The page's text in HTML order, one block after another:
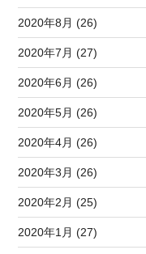
2020年8月 (26)
2020年7月 (27)
2020年6月 (26)
2020年5月 (26)
2020年4月 (26)
2020年3月 (26)
2020年2月 (25)
2020年1月 (27)